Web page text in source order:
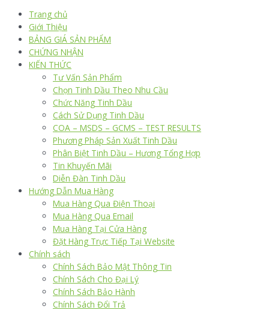
Trang chủ
Giới Thiệu
BẢNG GIÁ SẢN PHẨM
CHỨNG NHẬN
KIẾN THỨC
Tư Vấn Sản Phẩm
Chọn Tinh Dầu Theo Nhu Cầu
Chức Năng Tinh Dầu
Cách Sử Dụng Tinh Dầu
COA – MSDS – GCMS – TEST RESULTS
Phương Pháp Sản Xuất Tinh Dầu
Phân Biệt Tinh Dầu – Hương Tổng Hợp
Tin Khuyến Mãi
Diễn Đàn Tinh Dầu
Hướng Dẫn Mua Hàng
Mua Hàng Qua Điện Thoại
Mua Hàng Qua Email
Mua Hàng Tại Cửa Hàng
Đặt Hàng Trực Tiếp Tại Website
Chính sách
Chính Sách Bảo Mật Thông Tin
Chính Sách Cho Đại Lý
Chính Sách Bảo Hành
Chính Sách Đổi Trả